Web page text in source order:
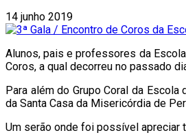
14 junho 2019
Alunos, pais e professores da
Coros, a qual decorreu no passado
Para além do Grupo Coral da
da Santa Casa da Misericórdia de
Um serão onde foi possível apreciar